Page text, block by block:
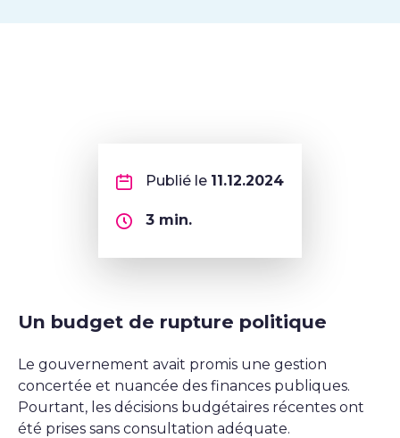
Publié le 11.12.2024
3 min.
Un budget de rupture politique
Le gouvernement avait promis une gestion
concertée et nuancée des finances publiques.
Pourtant, les décisions budgétaires récentes ont
été prises sans consultation adéquate.